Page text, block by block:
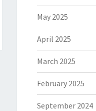
May 2025
April 2025
March 2025
February 2025
September 2024